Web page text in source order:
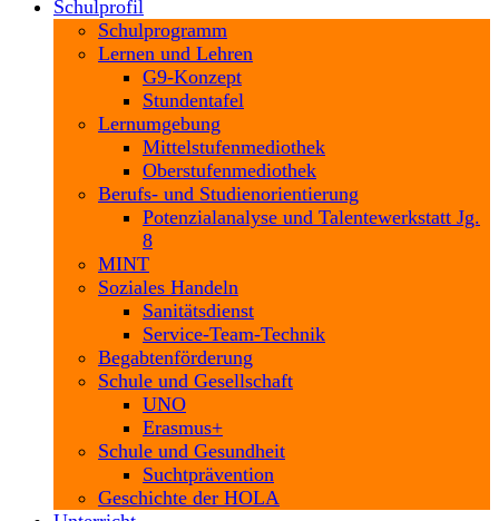
Schulprofil
Schulprogramm
Lernen und Lehren
G9-Konzept
Stundentafel
Lernumgebung
Mittelstufenmediothek
Oberstufenmediothek
Berufs- und Studienorientierung
Potenzialanalyse und Talentewerkstatt Jg.
8
MINT
Soziales Handeln
Sanitätsdienst
Service-Team-Technik
Begabtenförderung
Schule und Gesellschaft
UNO
Erasmus+
Schule und Gesundheit
Suchtprävention
Geschichte der HOLA